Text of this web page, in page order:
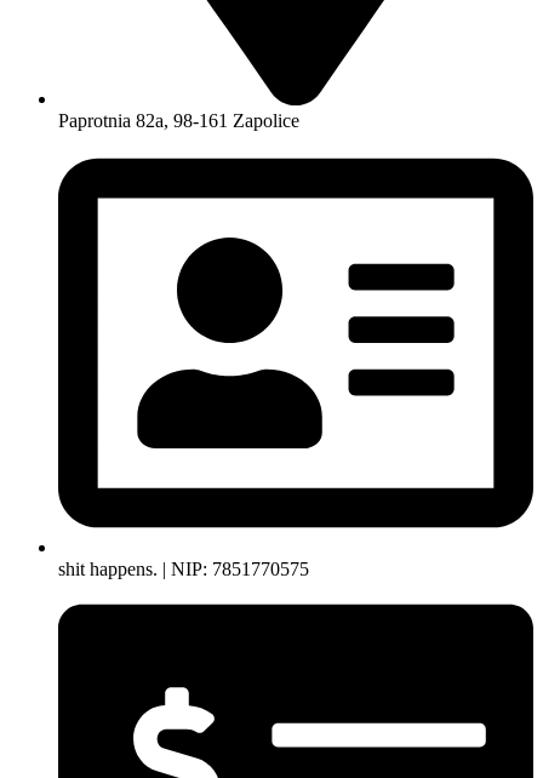
Paprotnia 82a, 98-161 Zapolice
shit happens. | NIP: 7851770575